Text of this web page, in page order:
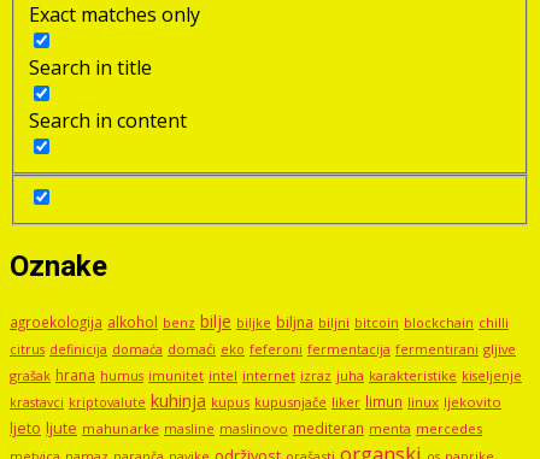
Exact matches only
Search in title
Search in content
Oznake
agroekologija alkohol benz bilje biljke biljna biljni bitcoin blockchain chilli
citrus definicija domaća domaći eko feferoni fermentacija fermentirani gljive
grašak hrana humus imunitet intel internet izraz juha karakteristike kiseljenje
krastavci kriptovalute kuhinja kupus kupusnjače liker limun linux ljekovito
ljeto ljute mahunarke masline maslinovo mediteran menta mercedes
metvica namaz navike orašasti organski